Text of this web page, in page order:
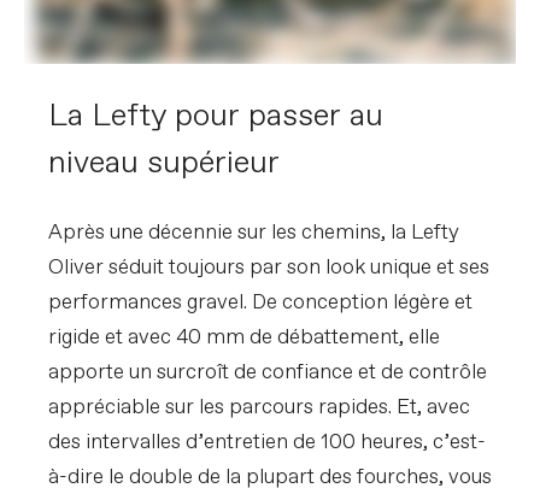
La Lefty pour passer au
niveau supérieur
Après une décennie sur les chemins, la Lefty
Oliver séduit toujours par son look unique et ses
performances gravel. De conception légère et
rigide et avec 40 mm de débattement, elle
apporte un surcroît de confiance et de contrôle
appréciable sur les parcours rapides. Et, avec
des intervalles d’entretien de 100 heures, c’est-
à-dire le double de la plupart des fourches, vous